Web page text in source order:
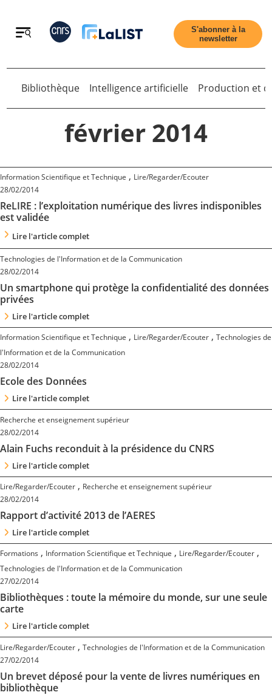
Retour
Accueil
Tous les articles
Qui sommes nous ?
Contact
Nous suivre
S'abonner à la
newsletter
Retour
Bibliothèque Intelligence artificielle Production et
février 2014
Information Scientifique et Technique , Lire/Regarder/Ecouter
28/02/2014
ReLIRE : l’exploitation numérique des livres indisponibles
est validée
Lire l'article complet
Technologies de l'Information et de la Communication
28/02/2014
Un smartphone qui protège la confidentialité des données
privées
Lire l'article complet
Information Scientifique et Technique , Lire/Regarder/Ecouter , Technologies de
l'Information et de la Communication
28/02/2014
Ecole des Données
Lire l'article complet
Recherche et enseignement supérieur
28/02/2014
Alain Fuchs reconduit à la présidence du CNRS
Lire l'article complet
Lire/Regarder/Ecouter , Recherche et enseignement supérieur
28/02/2014
Rapport d’activité 2013 de l’AERES
Lire l'article complet
Formations , Information Scientifique et Technique , Lire/Regarder/Ecouter ,
Technologies de l'Information et de la Communication
27/02/2014
Bibliothèques : toute la mémoire du monde, sur une seule
carte
Lire l'article complet
Lire/Regarder/Ecouter , Technologies de l'Information et de la Communication
27/02/2014
Un brevet déposé pour la vente de livres numériques en
bibliothèque